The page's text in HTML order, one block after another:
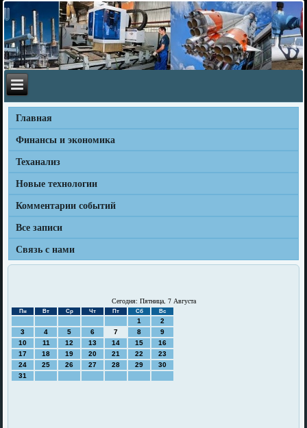
Главная
Финансы и экономика
Теханализ
Новые технологии
Комментарии событий
Все записи
Связь с нами
Сегодня: Пятница, 7 Августа
Пн Вт Ср Чт Пт Сб Вс
1
2
3
4 5 6 7 8
9
10
11 12 13 14 15
16
17
18 19 20 21 22
23
24
25 26 27 28 29
30
31